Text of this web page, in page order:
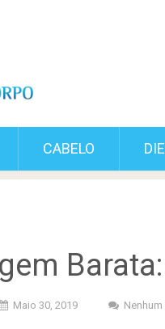
CABELO
Maio 30, 2019